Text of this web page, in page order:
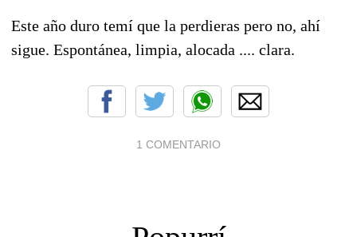
Este año duro temí que la perdieras pero no, ahí
sigue. Espontánea, limpia, alocada .... clara.
1 COMENTARIO